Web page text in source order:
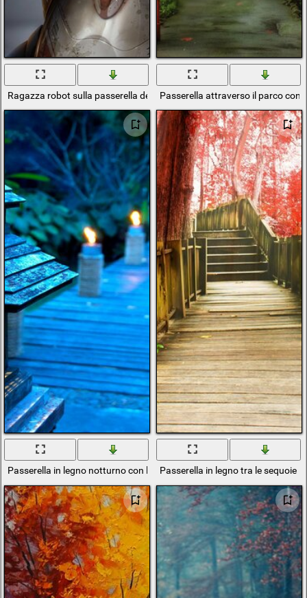
Ragazza robot sulla passerella della modaPasserella attraverso il parco con
Passerella in legno notturno con lampioniPasserella in legno tra le sequoie